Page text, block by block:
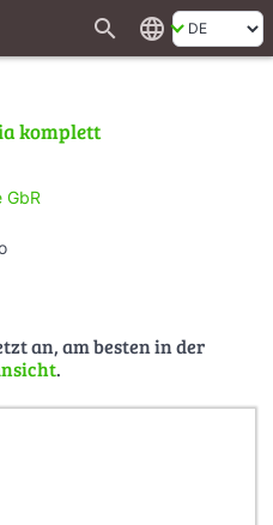
search language
komplett
GbR
an, am besten in der
.